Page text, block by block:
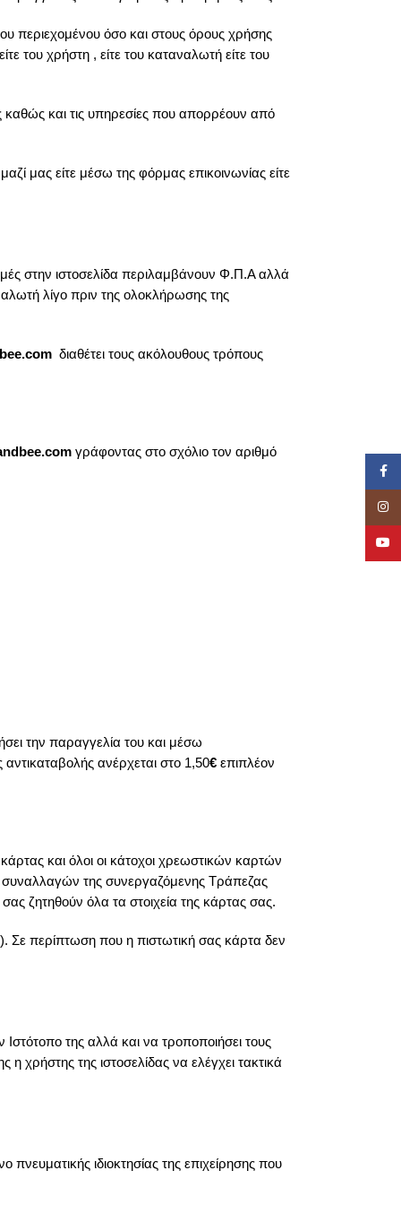
περιεχομένου όσο και στους όρους χρήσης
του χρήστη , είτε του καταναλωτή είτε του
καθώς και τις υπηρεσίες που απορρέουν από
μας είτε μέσω της φόρμας επικοινωνίας είτε
στην ιστοσελίδα περιλαμβάνουν Φ.Π.Α αλλά
λίγο πριν της ολοκλήρωσης της
διαθέτει τους ακόλουθους τρόπους
γράφοντας στο σχόλιο τον αριθμό
την παραγγελία του και μέσω
ανέρχεται στο 1,50€ επιπλέον
και όλοι οι κάτοχοι χρεωστικών καρτών
συναλλαγών της συνεργαζόμενης Τράπεζας
ζητηθούν όλα τα στοιχεία της κάρτας σας.
Σε περίπτωση που η πιστωτική σας κάρτα δεν
Ιστότοπο της αλλά και να τροποποιήσει τους
της ιστοσελίδας να ελέγχει τακτικά
πνευματικής ιδιοκτησίας της επιχείρησης που